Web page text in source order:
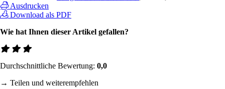
Ausdrucken
Download als PDF
Wie hat Ihnen dieser Artikel gefallen?
Durchschnittliche Bewertung: 0,0
→ Teilen und weiterempfehlen